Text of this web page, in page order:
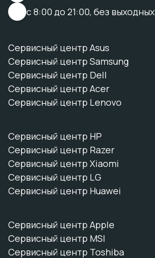
с 8:00 до 21:00, без выходных
Сервисный центр Asus
Сервисный центр Samsung
Сервисный центр Dell
Сервисный центр Acer
Сервисный центр Lenovo
Сервисный центр HP
Сервисный центр Razer
Сервисный центр Xiaomi
Сервисный центр LG
Сервисный центр Huawei
Сервисный центр Apple
Сервисный центр MSI
Сервисный центр Toshiba